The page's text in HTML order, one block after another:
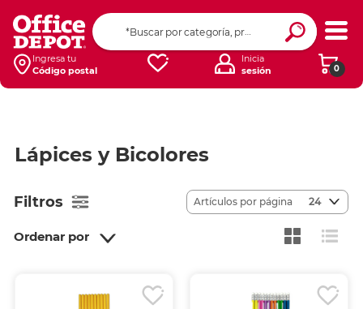
Ingresa tu
Código postal
0
Inicia
sesión
Lápices y Bicolores
Filtros
Ordenar por
Artículos por página 24